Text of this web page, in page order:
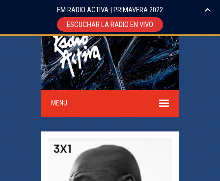
MENU
FM RADIO ACTIVA | PRIMAVERA 2022
ESCUCHAR LA RADIO EN VIVO